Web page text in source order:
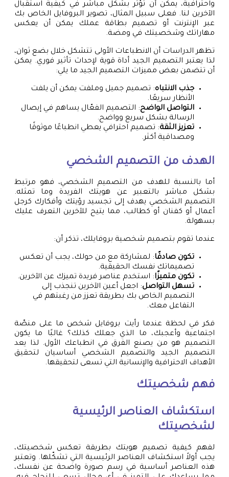
واحترافية، يمكن أن تؤثر بشكل مباشر في كيفية استقبال
الآخرين لنا. فعلى سبيل المثال، تصوير البروفايل الخاص بك
عبر الإنترنت أو تصميم بطاقة عملك يمكن أن يعكس
مهاراتك وشخصيتك في ومضة.
تظهر الدراسات أن الانطباعات الأولى تتشكل خلال بضع ثوان،
لذا يعتبر التصميم الجيد أداة قوية لإحداث تأثير فوري. يمكن
أن تتضمن بعض مميزات التصميم الجيد ما يلي:
جذب الانتباه: تصميم جميل وملفت يمكن أن يلفت
الأنظار سريعًا.
التواصل الواضح: التصميم الفعّال يساهم في إيصال
الرسالة بشكل سريع وواضح.
تعزيز الثقة: تصميم احترافي يعطي انطباعًا موثوقًا
ومصداقية أكثر.
الهدف من التصميم الشخصي
أما بالنسبة للهدف من التصميم الشخصي، فهو مرتبط
بشكل مباشر بالتعبير عن هويتك الفريدة وما تمثله.
التصميم الشخصي يهدف إلى تجسيد رؤيتك وأفكارك كرجل
أعمال أو كفنان أو كطالب، مما يتيح للآخرين التعرف عليك
بسهولة.
عندما تقوم بتصميم شخصية بروفايلك، تذكر أن:
تكون صادقًا: لمشاركة مع من حولك، يجب أن تعكس
تصميماتك نفسك الحقيقية.
تكون متميزًا: استخدم عناصر فريدة تميزك عن الآخرين.
تسهل التواصل: اجعل أعين الآخرين تنجذب إلى
التصميم الخاص بك بطريقة تعزز من رغبتهم في
التفاعل معك.
فكر في لحظة عندما رأيت بروفايل شخص ما على منصّة
اجتماعية وأعجبك، ما الذي جعلك كذلك؟ غالبًا ما يكون
التصميم هو من يصنع الفرق في انطباعك الأول. لذا يعد
التصميم الجيد والتصميم الشخصي أساسيان لتحقيق
الأهداف الاحترافية والإنسانية التي تسعى لتحقيقها.
فهم شخصيتك
استكشاف العناصر الرئيسية
لشخصيتك
لفهم كيفية تصميم هويتك بطريقة تعكس شخصيتك،
يجب أولاً استكشاف العناصر الرئيسية التي تشكّلها. وتعتبر
هذه العناصر أساسية في رسم صورة واضحة عن نفسك،